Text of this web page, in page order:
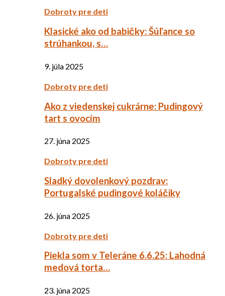
Dobroty pre deti
Klasické ako od babičky: Šúľance so
strúhankou, s…
9. júla 2025
Dobroty pre deti
Ako z viedenskej cukrárne: Pudingový
tart s ovocím
27. júna 2025
Dobroty pre deti
Sladký dovolenkový pozdrav:
Portugalské pudingové koláčiky
26. júna 2025
Dobroty pre deti
Piekla som v Teleráne 6.6.25: Lahodná
medová torta…
23. júna 2025